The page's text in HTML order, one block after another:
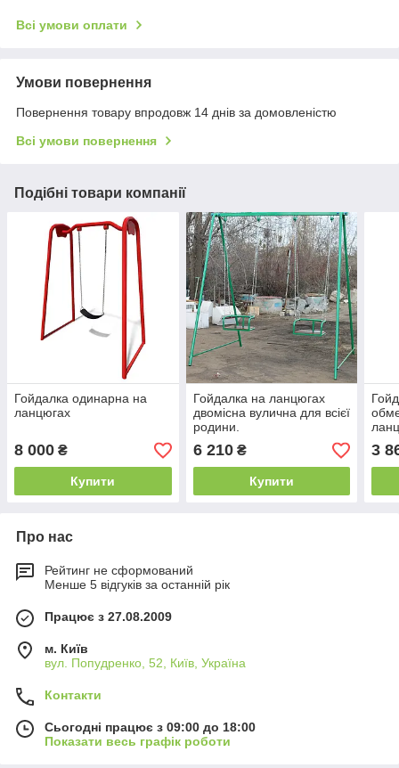
Всі умови оплати
Умови повернення
Повернення товару впродовж 14 днів за домовленістю
Всі умови повернення
Подібні товари компанії
Гойдалка одинарна на
ланцюгах
8 000 ₴
Купити
Гойдалка на ланцюгах
двомісна вулична для всієї
родини.
6 210₴
Купити
3
Про нас
Рейтинг не сформований
Менше 5 відгуків за останній рік
Працює з 27.08.2009
м. Київ
вул. Попудренко, 52, Київ, Україна
Контакти
Сьогодні працює з 09:00 до 18:00
Показати весь графік роботи